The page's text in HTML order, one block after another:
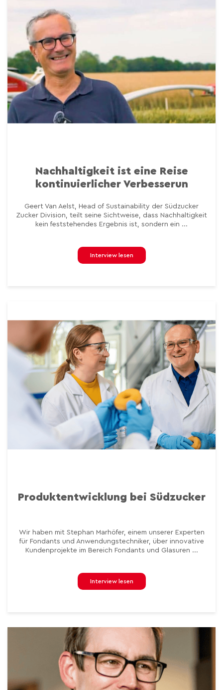
Nachhaltigkeit ist eine Reise
kontinuierlicher Verbesserun
Geert Van Aelst, Head of Sustainability der Südzucker
Zucker Division, teilt seine Sichtweise, dass Nachhaltigkeit
kein feststehendes Ergebnis ist, sondern ein ...
Interview lesen
Produktentwicklung bei Südzucker
Wir haben mit Stephan Marhöfer, einem unserer Experten
für Fondants und Anwendungstechniker, über innovative
Kundenprojekte im Bereich Fondants und Glasuren ...
Interview lesen